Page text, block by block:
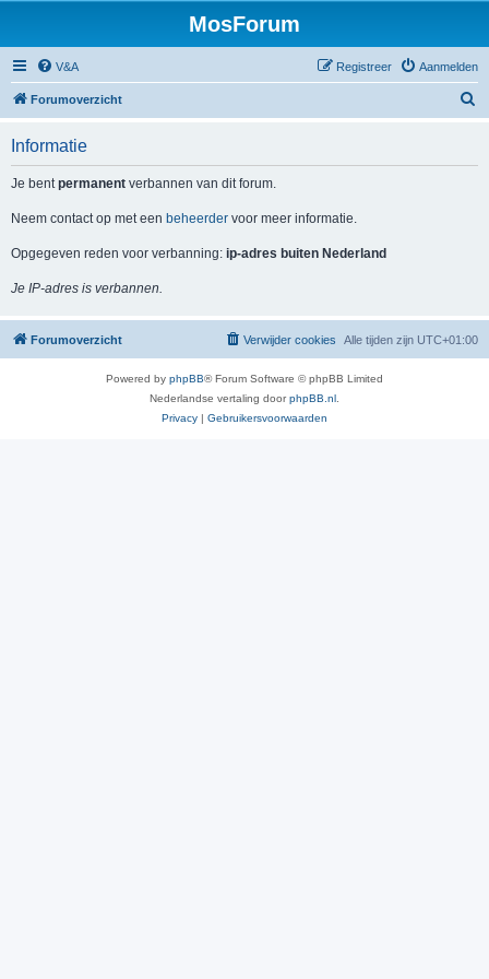
MosForum
V&A Aanmelden
Registreer
Forumoverzicht
Informatie
Je bentpermanent verbannen van dit forum.
Neem contact op met een beheerder voor meer informatie.
Opgegeven reden voor verbanning: ip-adres buiten Nederland
Je IP-adres is verbannen.
Forumoverzicht Alle tijden zijn UTC+01:00
Verwijder cookies
Powered by phpBB® Forum Software © phpBB Limited
Nederlandse vertaling doorphpBB.nl
Privacy | Gebruikersvoorwaarden